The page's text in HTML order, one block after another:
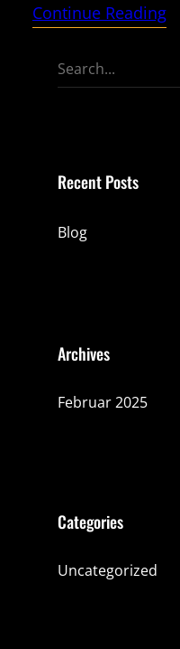
Continue Reading
S
e
h
Recent Posts
Blog
Archives
Februar 2025
Categories
Uncategorized